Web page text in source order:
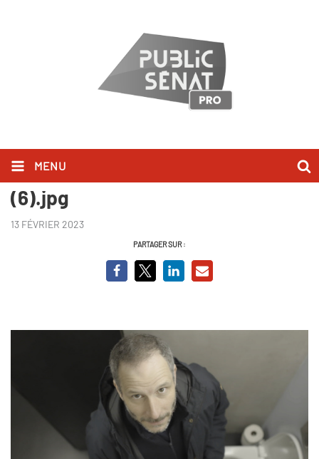
MENU
La grande bataille des toilettes
(6).jpg
13 FÉVRIER 2023
PARTAGER SUR :